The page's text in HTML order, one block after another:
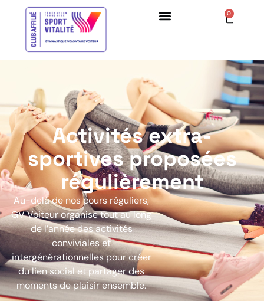
0
Activités extra-
sportives proposées
régulièrement
Au-delà de nos cours réguliers,
GV Voiteur organise tout au long
de l’année des activités
conviviales et
intergénérationnelles pour créer
du lien social et partager des
moments de plaisir ensemble.